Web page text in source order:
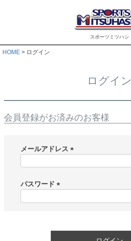
スポーツミツハシ
HOME ログイン
ログイン
会員登録がお済みのお客様
メールアドレス
)
パスワード